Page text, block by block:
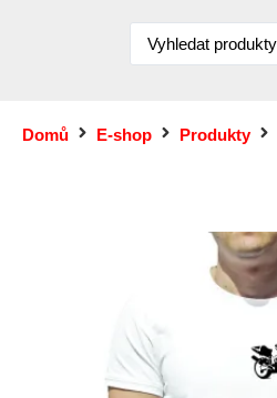
Domů E-shop Produkty